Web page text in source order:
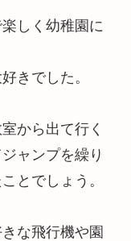
しく幼稚園に
きでした。
から出て行く
ャンプを繰り
とでしょう。
な飛行機や園